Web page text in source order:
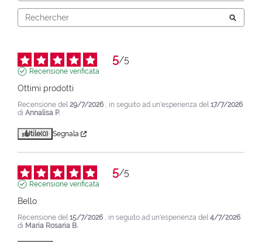
5/5
Recensione verificata
Ottimi prodotti
Recensione del 29/7/2026 , in seguito ad un'esperienza del 17/7/2026
di Annalisa P.
Utile(0) Segnala
5/5
Recensione verificata
Bello
Recensione del 15/7/2026 , in seguito ad un'esperienza del 4/7/2026
di Maria Rosaria B.